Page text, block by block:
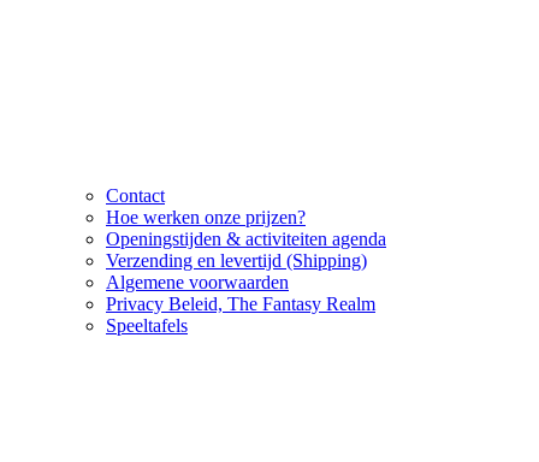
Contact
Hoe werken onze prijzen?
Openingstijden & activiteiten agenda
Verzending en levertijd (Shipping)
Algemene voorwaarden
Privacy Beleid, The Fantasy Realm
Speeltafels